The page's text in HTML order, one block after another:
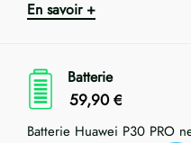
En savoir +
Batterie
59,90 €
Batterie Huawei P30 PRO